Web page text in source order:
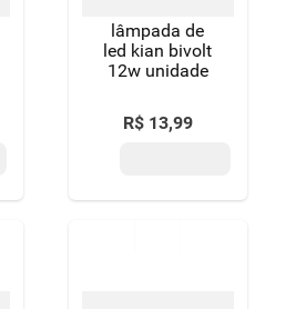
lâmpada de
led kian bivolt
12w unidade
R$ 13,99